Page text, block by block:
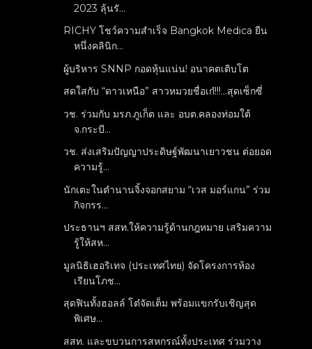
2023 ลุ้นรั...
RICHY โชว์ความสำเร็จ Bangkok Medica ยืน
หนึ่งคลินิก...
ผู้บริหาร SNNP กอดหุ้นแน่น! อนาคตเติบโต
สดใสกับ “ดาวเหนือ” สาวหมวยชื่อเก๋!!!...สุดเซ็กซี่
วช. ร่วมกับ มรภ.ภูเก็ต และ อบต.คลองท่อมใต้
จ.กระบี...
วช. ส่งเสริมปัญญาประดิษฐ์พัฒนาเยาวชน ต่อยอด
ความรู้...
นักเตะในตำนานจิ้งจอกสยาม “เวส มอร์แกน” ร่วม
กิจกรร...
ประธานฯ สสท.ให้ความรู้ด้านกฎหมาย เสริมความ
รู้ให้สห...
มูลนิธิเฮอริเทจ (ประเทศไทย) จัดโครงการห้อง
เรียนโภช...
สุดฟินทั้งฮอลล์ โต๋จัดเต็ม พร้อมแขกรับเชิญสุด
พิเศษ...
สสท. และขบวนการสหกรณ์ทั้งประเทศ ร่วมวาง